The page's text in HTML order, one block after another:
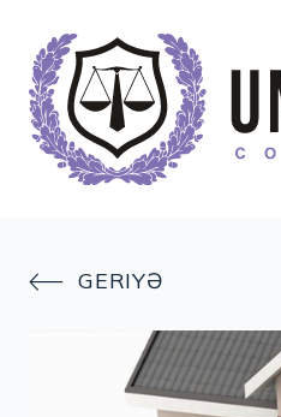
 GERIYƏ